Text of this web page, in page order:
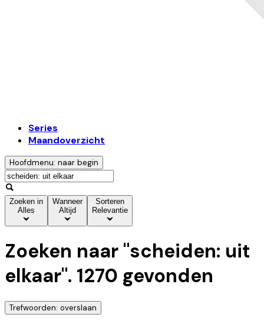
Series
Maandoverzicht
Hoofdmenu: naar begin
Zoeken in
Alles
Wanneer
Altijd
Sorteren
Relevantie
Zoeken naar "scheiden: uit
elkaar". 1270 gevonden
Trefwoorden: overslaan